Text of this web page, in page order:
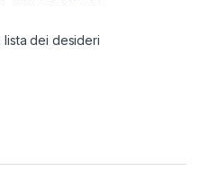
lista dei desideri